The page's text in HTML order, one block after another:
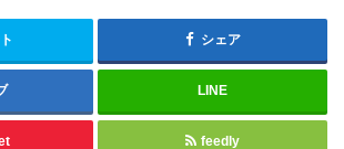
シェア
LINE
feedly